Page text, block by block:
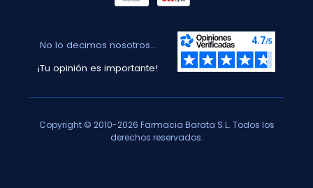
No lo decimos nosotros...
¡Tu opinión es importante!
Copyright © 2010-2026 Farmacia Barata S.L. Todos los
derechos reservados.